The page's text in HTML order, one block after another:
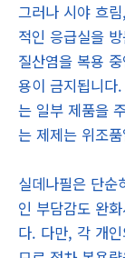
그러나 시야 흐
적인 응급실을
질산염을 복용
용이 금지됩니다
는 일부 제품을
는 제제는 위조
실데나필은 단순
인 부담감도 완
다. 다만, 각 개